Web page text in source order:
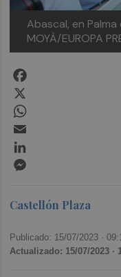
Abascal, en
MOYÀ/EUROPA
Castellón Plaza
Publicado: 15/07/2023 ·
Actualizado: 15/07/2023 ·